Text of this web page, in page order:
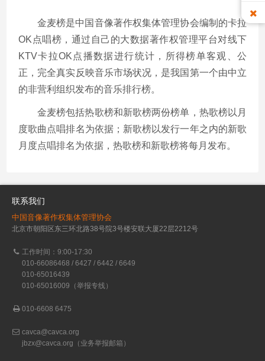
金麦榜是中国音像著作权集体管理协会编制的卡拉
OK点唱榜，通过自己的大数据著作权管理平台对线下
KTV卡拉OK点播数据进行统计，所得榜单客观、公
正，完全真实反映音乐市场状况，是我国第一个由中立
的非营利组织发布的音乐排行榜。
金麦榜包括热歌榜和新歌榜两份榜单，热歌榜以月
度歌曲点唱排名为依据；新歌榜以发行一年之内的新歌
月度点唱排名为依据，热歌榜和新歌榜将每月发布。
联系我们
中国音像著作权集体管理协会
北京市朝阳区东三环北路38号院3号楼安联大厦22层2212号
工作时间：9:00-17:30
010-66086468 / 6427 / 6442 / 6649
010-65016439
010-65016009（举报专线）
010-6608 6475
cavca@cavca.org
jbzx@cavca.org （业务举报邮箱）